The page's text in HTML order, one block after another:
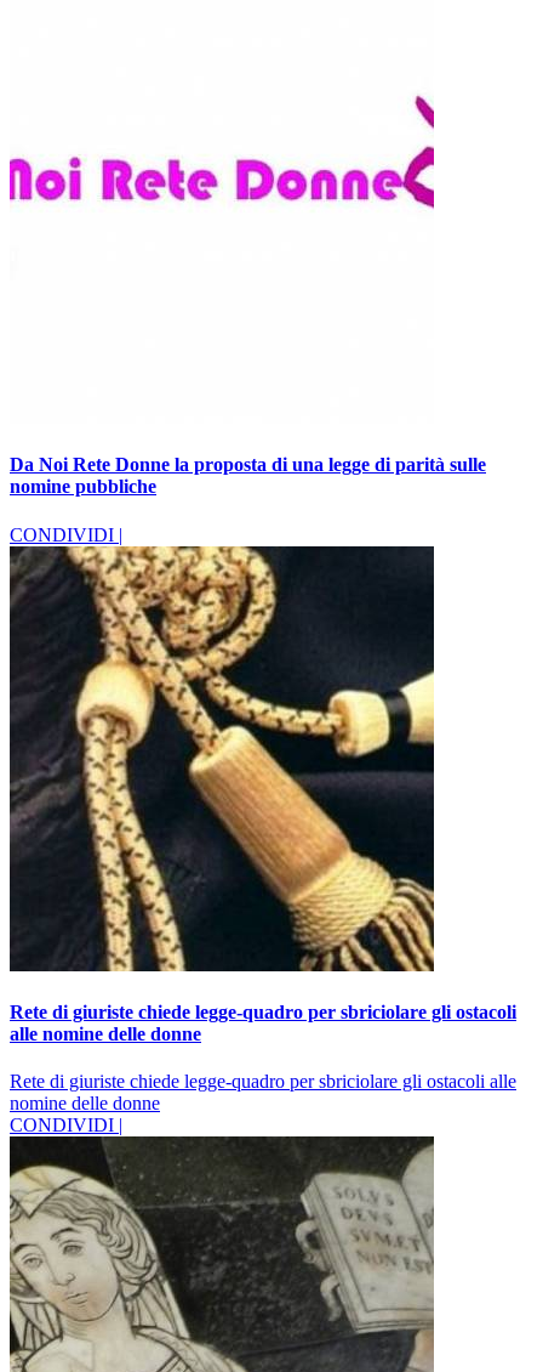
Da Noi Rete Donne la proposta di una legge di parità sulle
nomine pubbliche
CONDIVIDI |
Rete di giuriste chiede legge-quadro per sbriciolare gli ostacoli
alle nomine delle donne
Rete di giuriste chiede legge-quadro per sbriciolare gli ostacoli alle
nomine delle donne
CONDIVIDI |